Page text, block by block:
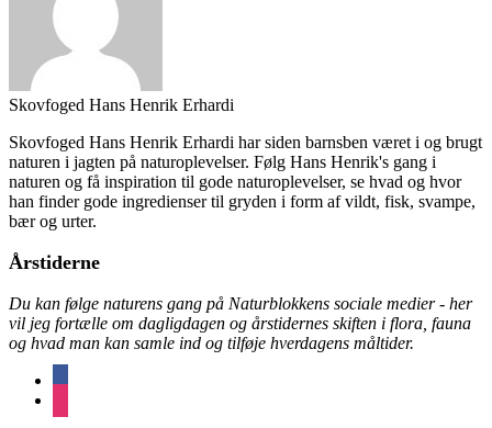
Skovfoged Hans Henrik Erhardi
Skovfoged Hans Henrik Erhardi har siden barnsben været i og brugt
naturen i jagten på naturoplevelser. Følg Hans Henrik's gang i
naturen og få inspiration til gode naturoplevelser, se hvad og hvor
han finder gode ingredienser til gryden i form af vildt, fisk, svampe,
bær og urter.
Årstiderne
Du kan følge naturens gang på Naturblokkens sociale medier - her
vil jeg fortælle om dagligdagen og årstidernes skiften i flora, fauna
og hvad man kan samle ind og tilføje hverdagens måltider.